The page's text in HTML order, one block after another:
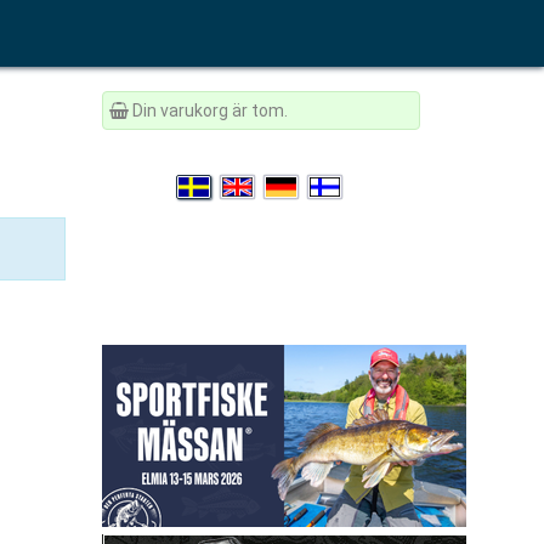
Din varukorg är tom.